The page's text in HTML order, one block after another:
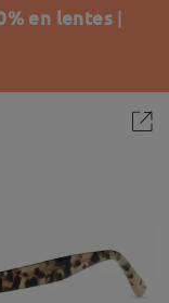
en lentes |